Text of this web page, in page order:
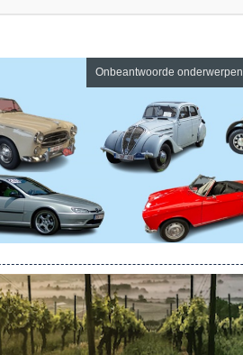
Onbeantwoorde onderwerpen